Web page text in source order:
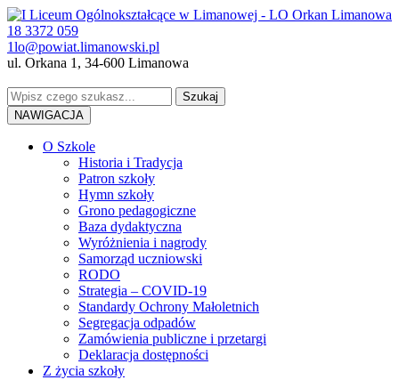
18 3372 059
1lo@powiat.limanowski.pl
ul. Orkana 1, 34-600 Limanowa
NAWIGACJA
O Szkole
Historia i Tradycja
Patron szkoły
Hymn szkoły
Grono pedagogiczne
Baza dydaktyczna
Wyróżnienia i nagrody
Samorząd uczniowski
RODO
Strategia – COVID-19
Standardy Ochrony Małoletnich
Segregacja odpadów
Zamówienia publiczne i przetargi
Deklaracja dostępności
Z życia szkoły